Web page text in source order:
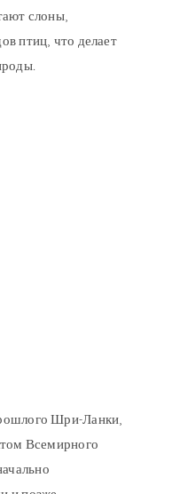
слоны,
птиц, что делает
Шри-Ланки,
Всемирного